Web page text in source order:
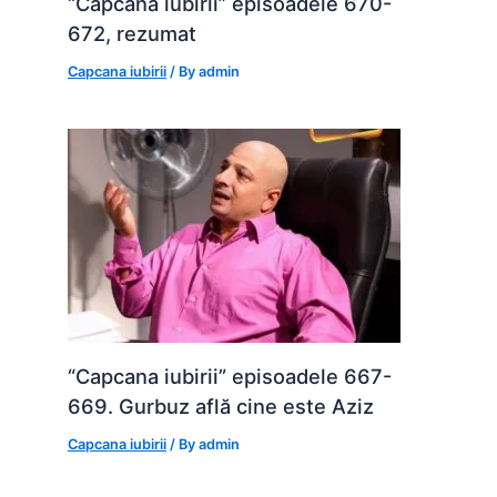
672, rezumat
Capcana iubirii / Byadmin
“Capcana iubirii” episoadele 667-
669. Gurbuz află cine este Aziz
Capcana iubirii / Byadmin